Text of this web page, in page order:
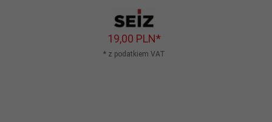
19,00 PLN*
* z podatkiem VAT